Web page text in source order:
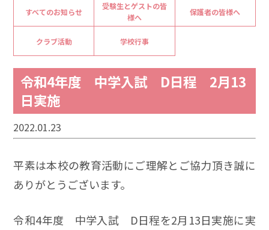
すべてのお知らせ
受験生とゲストの皆
様へ
保護者の皆様へ
クラブ活動 学校行事
令和4年度 中学入試 D日程 2月13
日実施
2022.01.23
平素は本校の教育活動にご理解とご協力頂き誠に
ありがとうございます。
令和4年度 中学入試 D日程を2月13日実施に実